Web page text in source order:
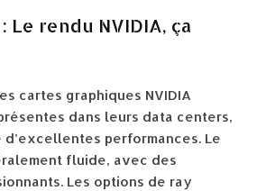
Le rendu NVIDIA, ça
cartes graphiques NVIDIA
dans leurs data centers,
performances. Le
fluide, avec des
Les options de ray